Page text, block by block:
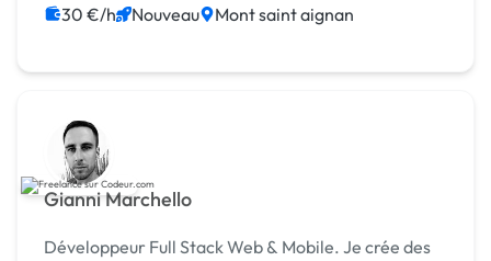
Gestion site web
Migration ou refonte de site
30 €/h Nouveau Mont saint aignan
Gianni Marchello
Développeur Full Stack Web & Mobile. Je crée des